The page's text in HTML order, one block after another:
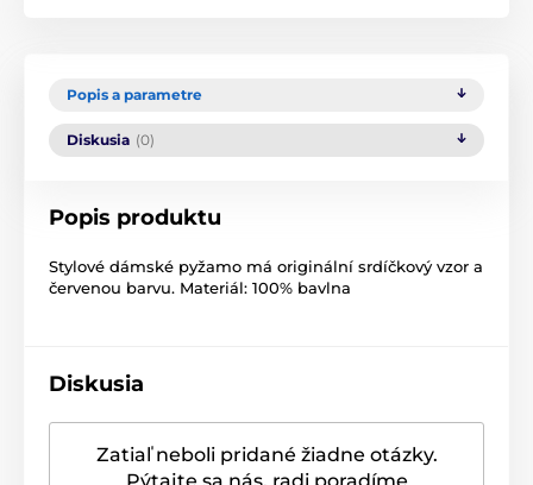
Popis a parametre
Diskusia (0)
Popis produktu
Stylové dámské pyžamo má originální srdíčkový vzor a
červenou barvu. Materiál: 100% bavlna
Diskusia
Zatiaľ neboli pridané žiadne otázky.